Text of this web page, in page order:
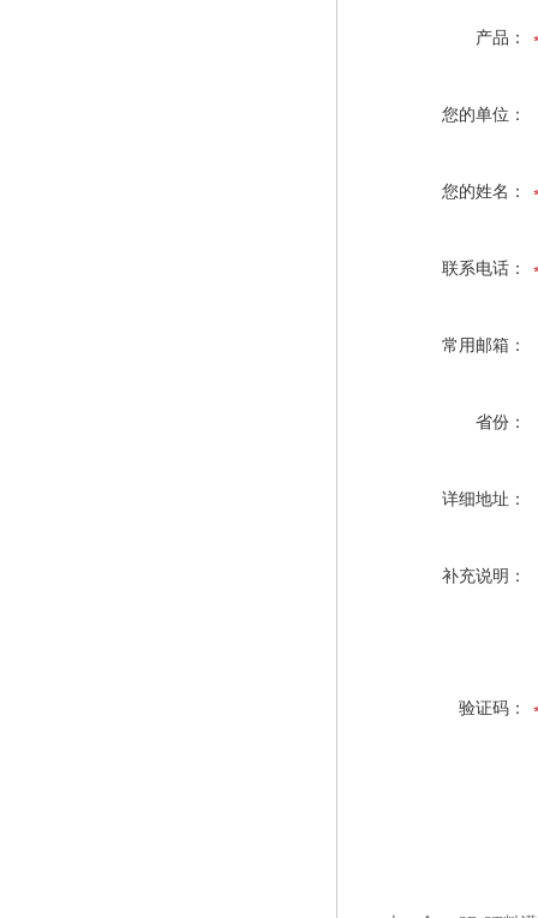
产品：
您的单位：
您的姓名：
联系电话：
常用邮箱：
省份：
详细地址：
补充说明：
验证码：